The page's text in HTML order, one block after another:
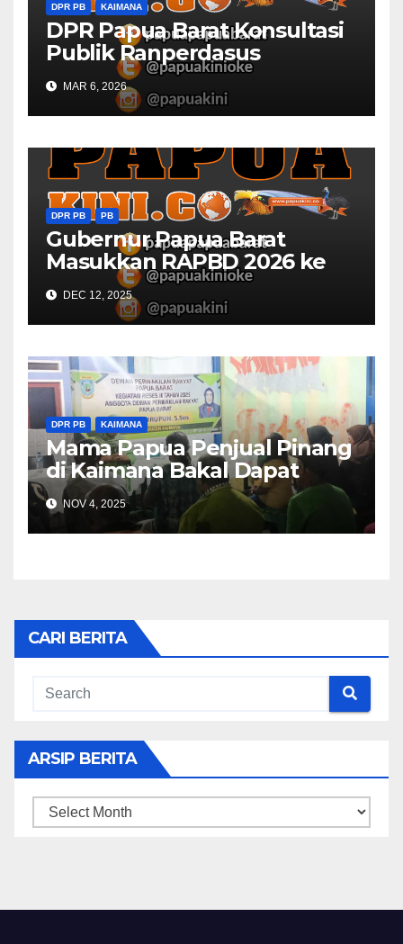
DPR PB KAIMANA
DPR Papua Barat Konsultasi
Publik Ranperdasus
Perlindungan Situs
Keagamaan di Kaimana
MAR 6, 2026
DPR PB PB
Gubernur Papua Barat
Masukkan RAPBD 2026 ke
DPRDEC 12, 2025
DPR PB KAIMANA
Mama Papua Penjual Pinang
di Kaimana Bakal Dapat
Bantuan 5 Juta
NOV 4, 2025
CARI BERITA
ARSIP BERITA
ARSIP